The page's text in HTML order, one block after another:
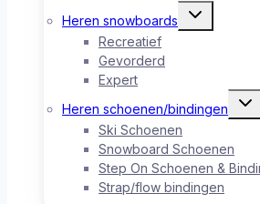
Heren snowboards
Toggle
Recreatief
Gevorderd
Expert
Heren schoenen/bindingen
Ski Schoenen
Snowboard Schoenen
Step On Schoenen &
Strap/flow bindingen